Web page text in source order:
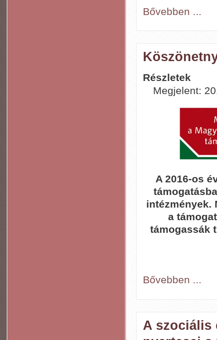
Bővebben ...
Részletek
Megjelent:
A 2016-os
intézmények.
a
támogassák
Bővebben ...
A szociális